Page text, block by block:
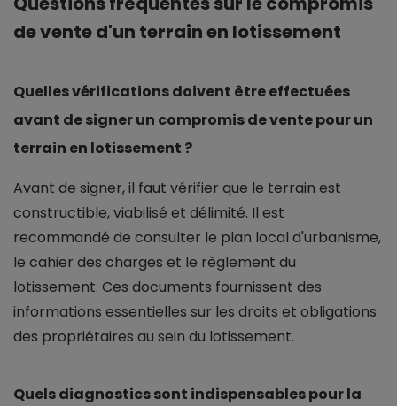
de vente d'un terrain en lotissement
Quelles vérifications doivent être effectuées
avant de signer un compromis de vente pour un
terrain en lotissement ?
Avant de signer, il faut vérifier que le terrain est
constructible, viabilisé et délimité. Il est
recommandé de consulter le plan local d'urbanisme,
le cahier des charges et le règlement du
lotissement. Ces documents fournissent des
informations essentielles sur les droits et obligations
des propriétaires au sein du lotissement.
Quels diagnostics sont indispensables pour la